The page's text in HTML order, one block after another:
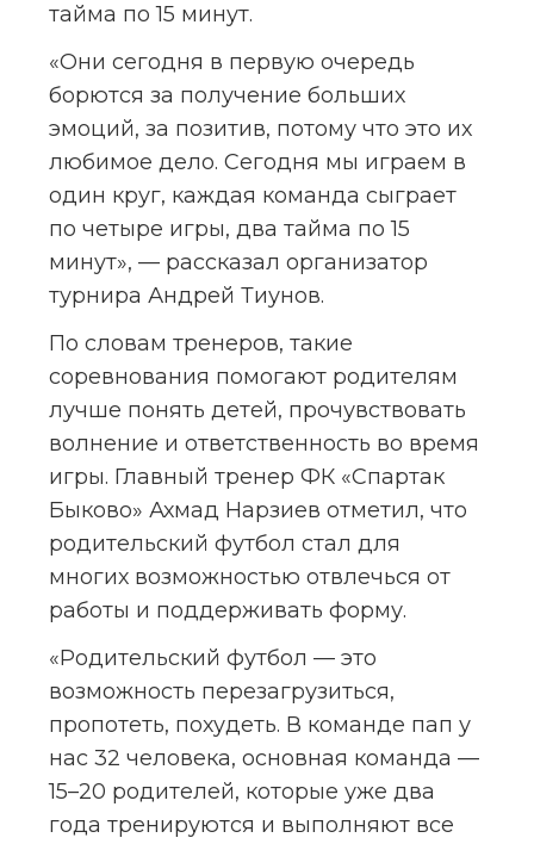
тайма по 15 минут.
«Они сегодня в первую очередь
борются за получение больших
эмоций, за позитив, потому что это их
любимое дело. Сегодня мы играем в
один круг, каждая команда сыграет
по четыре игры, два тайма по 15
минут», — рассказал организатор
турнира Андрей Тиунов.
По словам тренеров, такие
соревнования помогают родителям
лучше понять детей, прочувствовать
волнение и ответственность во время
игры. Главный тренер ФК «Спартак
Быково» Ахмад Нарзиев отметил, что
родительский футбол стал для
многих возможностью отвлечься от
работы и поддерживать форму.
«Родительский футбол — это
возможность перезагрузиться,
пропотеть, похудеть. В команде пап у
нас 32 человека, основная команда —
15–20 родителей, которые уже два
года тренируются и выполняют все